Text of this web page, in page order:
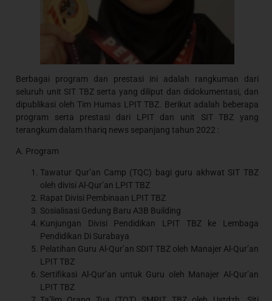
Berbagai program dan prestasi ini adalah rangkuman dari
seluruh unit SIT TBZ serta yang diliput dan didokumentasi, dan
dipublikasi oleh Tim Humas LPIT TBZ. Berikut adalah beberapa
program serta prestasi dari LPIT dan unit SIT TBZ yang
terangkum dalam thariq news sepanjang tahun 2022 :
A. Program
Tawatur Qur’an Camp (TQC) bagi guru akhwat SIT TBZ
oleh divisi Al-Qur’an LPIT TBZ
Rapat Divisi Pembinaan LPIT TBZ
Sosialisasi Gedung Baru A3B Building
Kunjungan Divisi Pendidikan LPIT TBZ ke Lembaga
Pendidikan Di Surabaya
Pelatihan Guru Al-Qur’an SDIT TBZ oleh Manajer Al-Qur’an
LPIT TBZ
Sertifikasi Al-Qur’an untuk Guru oleh Manajer Al-Qur’an
LPIT TBZ